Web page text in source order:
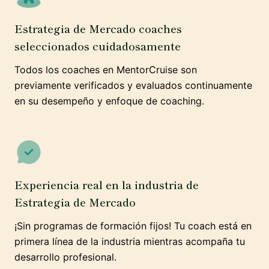
Estrategia de Mercado coaches
seleccionados cuidadosamente
Todos los coaches en MentorCruise son
previamente verificados y evaluados continuamente
en su desempeño y enfoque de coaching.
Experiencia real en la industria de
Estrategia de Mercado
¡Sin programas de formación fijos! Tu coach está en
primera línea de la industria mientras acompaña tu
desarrollo profesional.